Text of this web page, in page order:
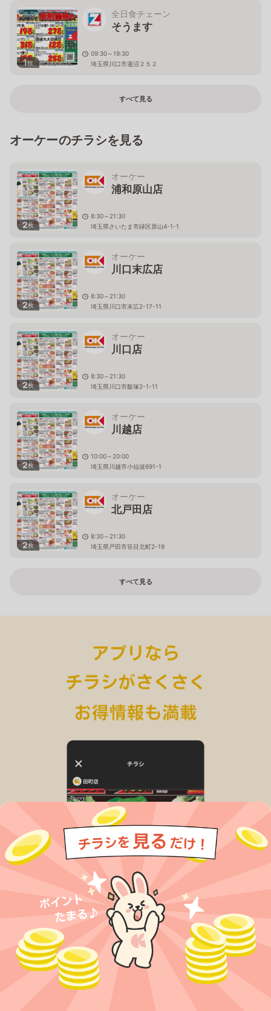
1枚
全日食チェーン
そうます
09:30～19:30
埼玉県川口市蓮沼２５２
すべて見る
オーケーのチラシを見る
2枚
オーケー
浦和原山店
8:30～21:30
埼玉県さいたま市緑区原山4-1-1
2枚
オーケー
川口末広店
8:30～21:30
埼玉県川口市末広2-17-11
2枚
オーケー
川口店
8:30～21:30
埼玉県川口市飯塚2-1-11
2枚
オーケー
川越店
10:00～20:00
埼玉県川越市小仙波691-1
2枚
オーケー
北戸田店
8:30～21:30
埼玉県戸田市笹目北町2-19
すべて見る